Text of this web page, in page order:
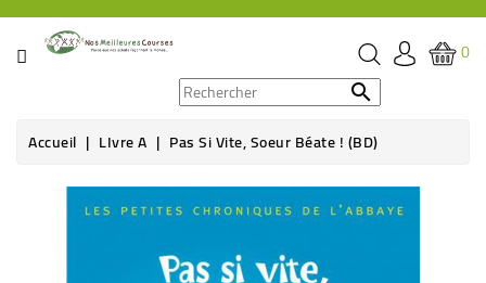
CATÉGORIE
ÉPICERIE
0

Accueil LIvre A Pas Si Vite, Soeur Béate ! (BD)